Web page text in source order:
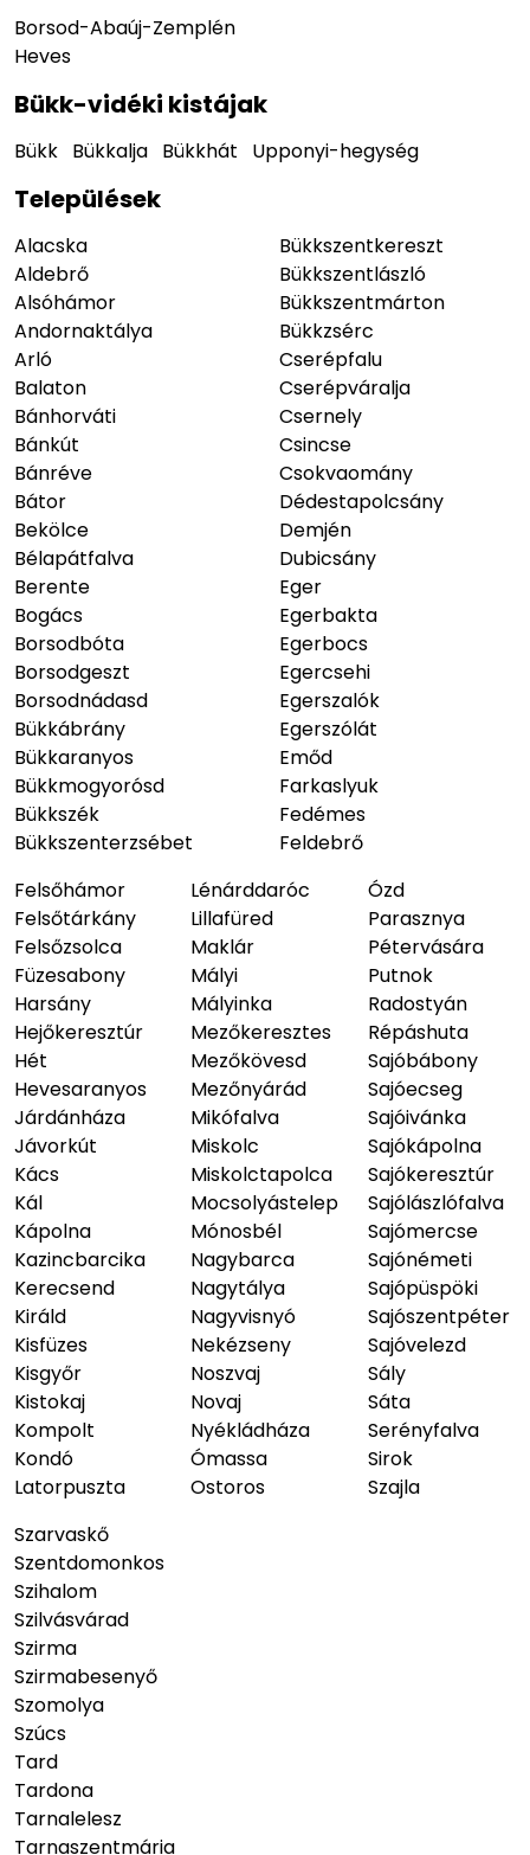
Borsod-Abaúj-Zemplén
Heves
Bükk-vidéki kistájak
Bükk Bükkalja Bükkhát Upponyi-hegység
Települések
Alacska
Aldebrő
Alsóhámor
Andornaktálya
Arló
Balaton
Bánhorváti
Bánkút
Bánréve
Bátor
Bekölce
Bélapátfalva
Berente
Bogács
Borsodbóta
Borsodgeszt
Borsodnádasd
Bükkábrány
Bükkaranyos
Bükkmogyorósd
Bükkszék
Bükkszenterzsébet
Bükkszentkereszt
Bükkszentlászló
Bükkszentmárton
Bükkzsérc
Cserépfalu
Cserépváralja
Csernely
Csincse
Csokvaomány
Dédestapolcsány
Demjén
Dubicsány
Eger
Egerbakta
Egerbocs
Egercsehi
Egerszalók
Egerszólát
Emőd
Farkaslyuk
Fedémes
Feldebrő
Felsőhámor
Felsőtárkány
Felsőzsolca
Füzesabony
Harsány
Hejőkeresztúr
Hét
Hevesaranyos
Járdánháza
Jávorkút
Kács
Kál
Kápolna
Kazincbarcika
Kerecsend
Királd
Kisfüzes
Kisgyőr
Kistokaj
Kompolt
Kondó
Latorpuszta
Lénárddaróc
Lillafüred
Maklár
Mályi
Mályinka
Mezőkeresztes
Mezőkövesd
Mezőnyárád
Mikófalva
Miskolc
Miskolctapolca
Mocsolyástelep
Mónosbél
Nagybarca
Nagytálya
Nagyvisnyó
Nekézseny
Noszvaj
Novaj
Nyékládháza
Ómassa
Ostoros
Ózd
Parasznya
Pétervására
Putnok
Radostyán
Répáshuta
Sajóbábony
Sajóecseg
Sajóivánka
Sajókápolna
Sajókeresztúr
Sajólászlófalva
Sajómercse
Sajónémeti
Sajópüspöki
Sajószentpéter
Sajóvelezd
Sály
Sáta
Serényfalva
Sirok
Szajla
Szarvaskő
Szentdomonkos
Szihalom
Szilvásvárad
Szirma
Szirmabesenyő
Szomolya
Szúcs
Tard
Tardona
Tarnalelesz
Tarnaszentmária